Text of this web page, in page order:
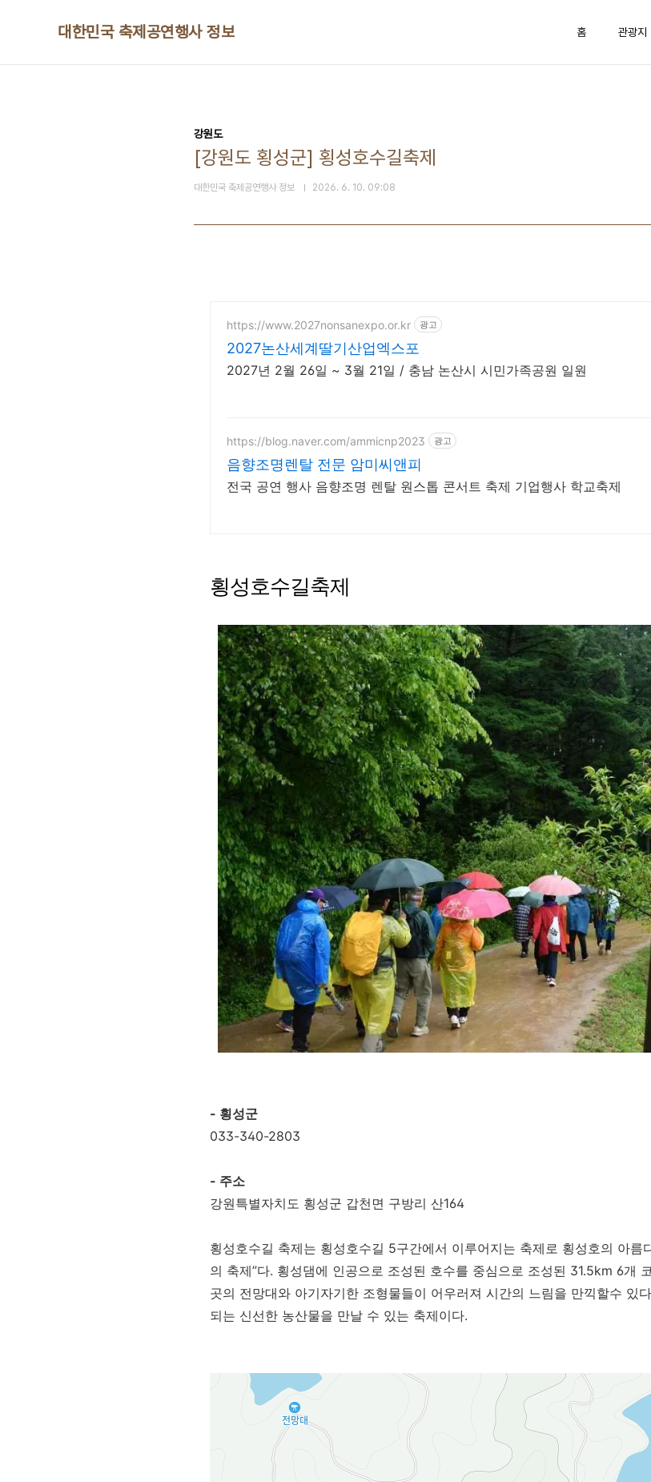
대한민국 축제공연행사 정보 홈 관광지
강원도
[강원도 횡성군] 횡성호수길축제
대한민국 축제공연행사 정보 2026. 6. 10. 09:08
https://www.2027nonsanexpo.or.kr 광고
2027논산세계딸기산업엑스포
2027년 2월 26일 ~ 3월 21일 / 충남 논산시 시민가족공원 일원
https://blog.naver.com/ammicnp2023 광고
음향조명렌탈 전문 암미씨앤피
전국 공연 행사 음향조명 렌탈 원스톱 콘서트 축제 기업행사 학교축제
횡성호수길축제
- 횡성군
033-340-2803
- 주소
강원특별자치도 횡성군 갑천면 구방리 산164
횡성호수길 축제는 횡성호수길 5구간에서 이루어지는 축제로 횡성호의 아름
의 축제”다. 횡성댐에 인공으로 조성된 호수를 중심으로 조성된 31.5km 6개
곳의 전망대와 아기자기한 조형물들이 어우러져 시간의 느림을 만끽할수 있
되는 신선한 농산물을 만날 수 있는 축제이다.